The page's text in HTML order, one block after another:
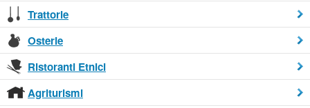
Trattorie
Osterie
Ristoranti Etnici
Agriturismi